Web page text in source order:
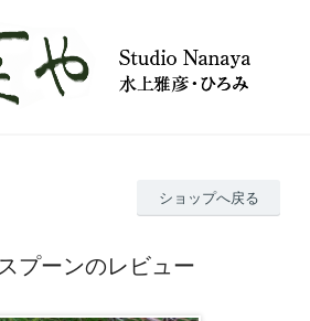
ショップへ戻る
プーンのレビュー